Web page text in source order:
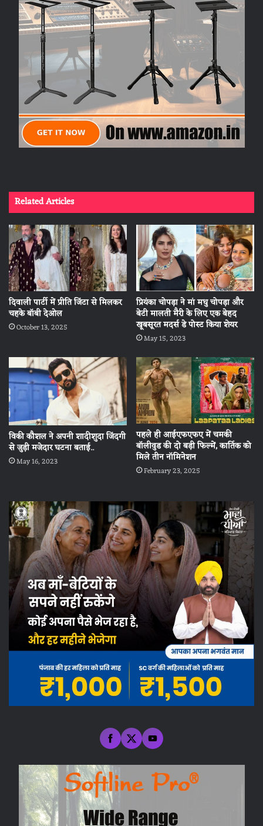
Related Articles
दिवाली पार्टी में प्रीति जिंटा से मिलकर
चहके बॉबी देओल
October 13, 2025
प्रियंका चोपड़ा ने मां मधु चोपड़ा और
बेटी मालती मैरी के लिए एक बेहद
खूबसूरत मदर्स डे पोस्ट किया शेयर
May 15, 2023
विकी कौशल ने अपनी शादीशुदा जिंदगी
से जुड़ी मजेदार घटना बताई..
May 16, 2023
पहले ही आईएफएफए में चमकी
बॉलीवुड की दो बड़ी फिल्में, कार्तिक को
मिले तीन नॉमिनेशन
February 23, 2025